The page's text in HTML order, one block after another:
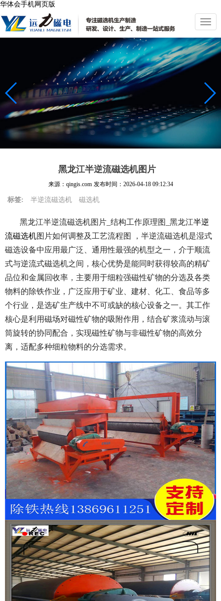
华体会手机网页版
切
换
导
航
黑龙江半逆流磁选机图片
来源：qingis.com 发布时间： 2026-04-18 09:12:34
标签: 半逆流磁选机 磁选机
黑龙江半逆流磁选机图片_结构工作原理图_黑龙江半逆
流磁选机图片如何调整及工艺流程图 ，半逆流磁选机是湿式
磁选设备中应用最广泛、通用性最强的机型之一，介于顺流
式与逆流式磁选机之间，核心优势是能同时获得较高的精矿
品位和金属回收率，主要用于细粒强磁性矿物的分选及各类
物料的除铁作业，广泛应用于矿业、建材、化工、食品等多
个行业，是选矿生产线中不可或缺的核心设备之一。其工作
核心是利用磁场对磁性矿物的吸附作用，结合矿浆流动与滚
筒旋转的协同配合，实现磁性矿物与非磁性矿物的高效分
离，适配多种细粒物料的分选需求。